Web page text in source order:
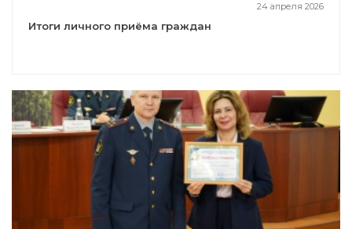
24 апреля 2026
Итоги личного приёма граждан